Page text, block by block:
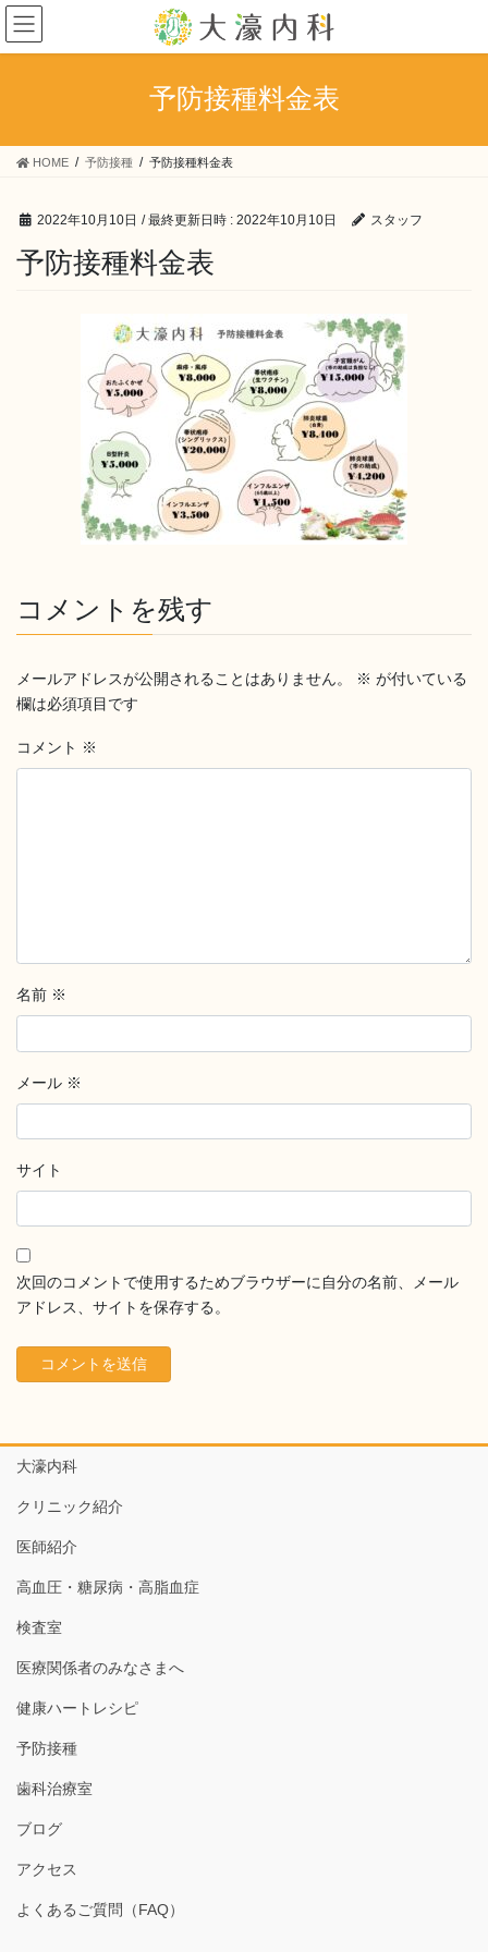
コ
ン
テ
ス
ナ
ビ
ゲ
ン
予防接種料金表
HOME 予防接種 予防接種料金表
2022年10月10日 / 最終更新日時 : 2022年10月10日 スタッフ
予防接種料金表
コメントを残す
メールアドレスが公開されることはありません。 ※ が付いている
欄は必須項目です
コメント ※
名前 ※
メール ※
サイト
次回のコメントで使用するためブラウザーに自分の名前、メール
アドレス、サイトを保存する。
大濠内科
クリニック紹介
医師紹介
高血圧・糖尿病・高脂血症
検査室
医療関係者のみなさまへ
健康ハートレシピ
予防接種
歯科治療室
ブログ
アクセス
よくあるご質問（FAQ）